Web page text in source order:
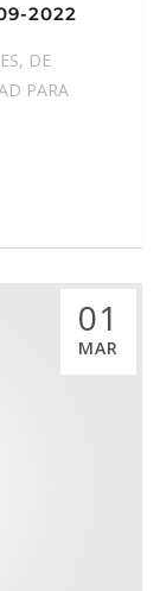
2022
DE
PARA
01
MAR